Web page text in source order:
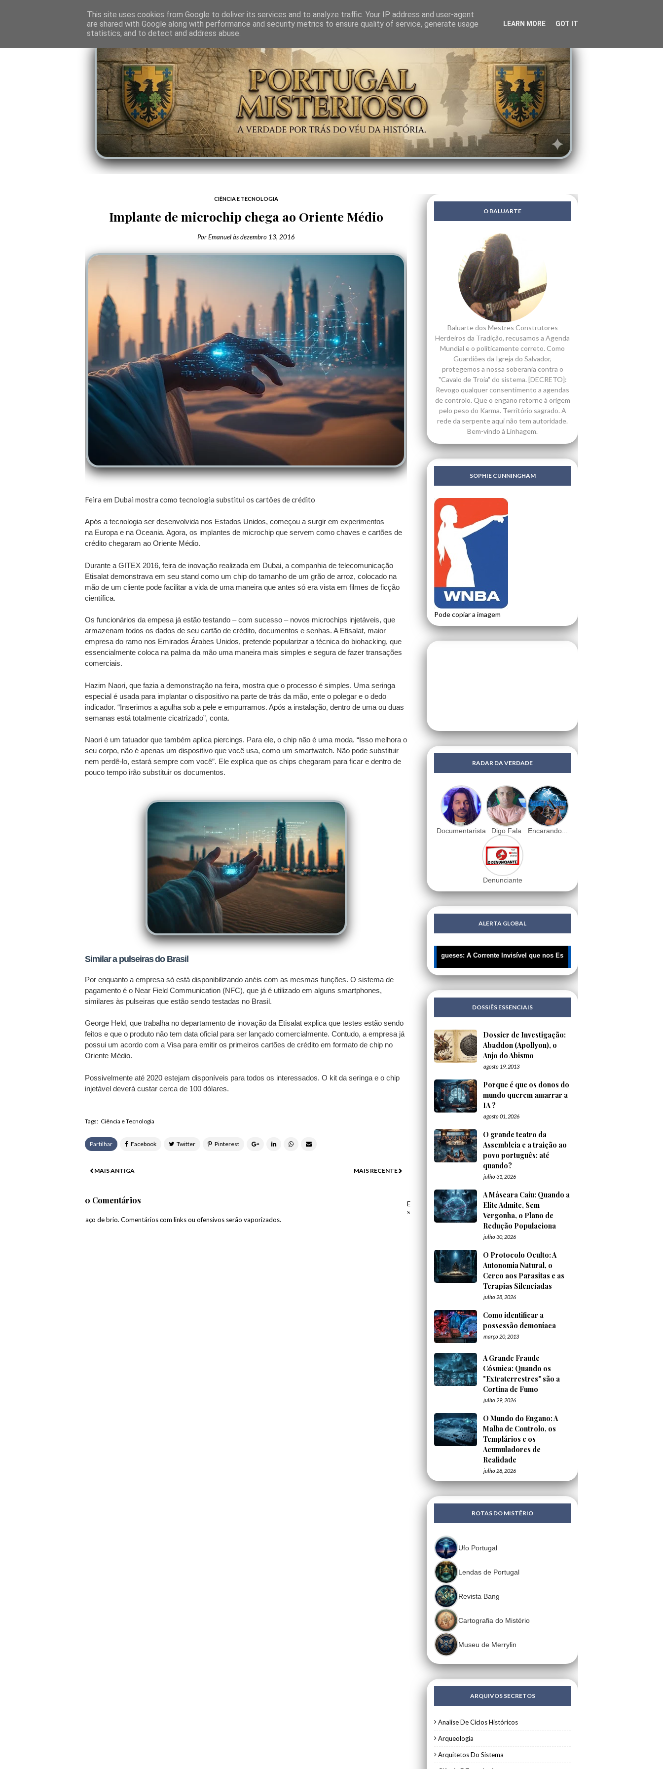
O PORTAL SOMBRAS DO PODER LINHAGEM SABEDORIA CIÊNCIA DO INVISÍVEL CONTRA-PODER ANJOS LENDAS
CIÊNCIA E TECNOLOGIA
Implante de microchip chega ao Oriente Médio
Por Emanuel àsdezembro 13, 2016
Feira em Dubai mostra como tecnologia substitui os cartões de crédito
Após a tecnologia ser desenvolvida nos Estados Unidos, começou a surgir em experimentos
na Europa e na Oceania. Agora, os implantes de microchip que servem como chaves e cartões de
crédito chegaram ao Oriente Médio.
Durante a GITEX 2016, feira de inovação realizada em Dubai, a companhia de telecomunicação
Etisalat demonstrava em seu stand como um chip do tamanho de um grão de arroz, colocado na
mão de um cliente pode facilitar a vida de uma maneira que antes só era vista em filmes de ficção
científica.
Os funcionários da empesa já estão testando – com sucesso – novos microchips injetáveis, que
armazenam todos os dados de seu cartão de crédito, documentos e senhas. A Etisalat, maior
empresa do ramo nos Emirados Árabes Unidos, pretende popularizar a técnica do biohacking, que
essencialmente coloca na palma da mão uma maneira mais simples e segura de fazer transações
comerciais.
Hazim Naori, que fazia a demonstração na feira, mostra que o processo é simples. Uma seringa
especial é usada para implantar o dispositivo na parte de trás da mão, ente o polegar e o dedo
indicador. “Inserimos a agulha sob a pele e empurramos. Após a instalação, dentro de uma ou duas
semanas está totalmente cicatrizado”, conta.
Naori é um tatuador que também aplica piercings. Para ele, o chip não é uma moda. “Isso melhora o
seu corpo, não é apenas um dispositivo que você usa, como um smartwatch. Não pode substituir
nem perdê-lo, estará sempre com você”. Ele explica que os chips chegaram para ficar e dentro de
pouco tempo irão substituir os documentos.
Similar a pulseiras do Brasil
Por enquanto a empresa só está disponibilizando anéis com as mesmas funções. O sistema de
pagamento é o Near Field Communication (NFC), que já é utilizado em alguns smartphones,
similares às pulseiras que estão sendo testadas no Brasil.
George Held, que trabalha no departamento de inovação da Etisalat explica que testes estão sendo
feitos e que o produto não tem data oficial para ser lançado comercialmente. Contudo, a empresa já
possui um acordo com a Visa para emitir os primeiros cartões de crédito em formato de chip no
Oriente Médio.
Possivelmente até 2020 estejam disponíveis para todos os interessados. O kit da seringa e o chip
injetável deverá custar cerca de 100 dólares.
Tags: Ciência e Tecnologia
Partilhar
MAIS RECENTE
MAIS ANTIGA
0 Comentários
E
s
paço de brio. Comentários com links ou ofensivos serão vaporizados.
O BALUARTE
Baluarte dos Mestres Construtores
Herdeiros da Tradição, recusamos a Agenda
Mundial e o politicamente correto. Como
Guardiões da Igreja do Salvador,
protegemos a nossa soberania contra o
"Cavalo de Troia" do sistema. [DECRETO]:
Revogo qualquer consentimento a agendas
de controlo. Que o engano retorne à origem
pelo peso do Karma. Território sagrado. A
rede da serpente aqui não tem autoridade.
Bem-vindo à Linhagem.
SOPHIE CUNNINGHAM
Pode copiar a imagem
RADAR DA VERDADE
Documentarista Digo Fala Encarando...
Denunciante
ALERTA GLOBAL
🔥 ÚLTIMOS MISTÉRIOS: 🔍
DOSSIÊS ESSENCIAIS
Dossier de Investigação:
Abaddon (Apollyon), o
Anjo do Abismo
agosto 19, 2013
Porque é que os donos do
mundo querem amarrar a
IA ?
agosto 01, 2026
O grande teatro da
Assembleia e a traição ao
povo português: até
quando?
julho 31, 2026
A Máscara Caiu: Quando a
Elite Admite, Sem
Vergonha, o Plano de
Redução Populaciona
julho 30, 2026
O Protocolo Oculto: A
Autonomia Natural, o
Cerco aos Parasitas e as
Terapias Silenciadas
julho 28, 2026
Como identificar a
possessão demoníaca
março 20, 2013
A Grande Fraude
Cósmica: Quando os
"Extraterrestres" são a
Cortina de Fumo
julho 29, 2026
O Mundo do Engano: A
Malha de Controlo, os
Templários e os
Acumuladores de
Realidade
julho 28, 2026
ROTAS DO MISTÉRIO
Ufo Portugal
Lendas de Portugal
Revista Bang
Cartografia do Mistério
Museu de Merrylin
ARQUIVOS SECRETOS
Analise De Ciclos Históricos
Arqueologia
Arquitetos Do Sistema
This site uses cookies from Google to deliver its services and to analyze traffic. Your IP address and user-agent
are shared with Google along with performance and security metrics to ensure quality of service, generate usage
statistics, and to detect and address abuse.
LEARN MORE GOT IT